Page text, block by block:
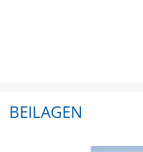
BEILAGEN